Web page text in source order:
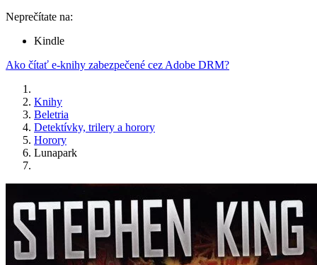
Neprečítate na:
Kindle
Ako čítať e-knihy zabezpečené cez Adobe DRM?
Knihy
Beletria
Detektívky, trilery a horory
Horory
Lunapark